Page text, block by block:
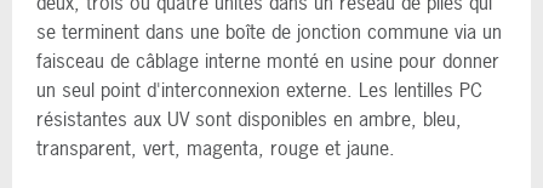
se terminent dans une boîte de jonction commune via un
faisceau de câblage interne monté en usine pour donner
un seul point d'interconnexion externe. Les lentilles PC
résistantes aux UV sont disponibles en ambre, bleu,
transparent, vert, magenta, rouge et jaune.